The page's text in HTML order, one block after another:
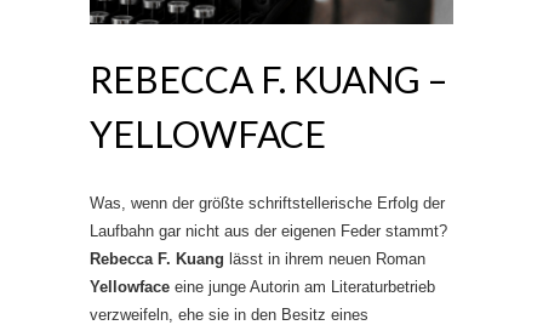
REBECCA F. KUANG –
YELLOWFACE
Was, wenn der größte schriftstellerische Erfolg der
Laufbahn gar nicht aus der eigenen Feder stammt?
Rebecca F. Kuang lässt in ihrem neuen Roman
Yellowface eine junge Autorin am Literaturbetrieb
verzweifeln, ehe sie in den Besitz eines